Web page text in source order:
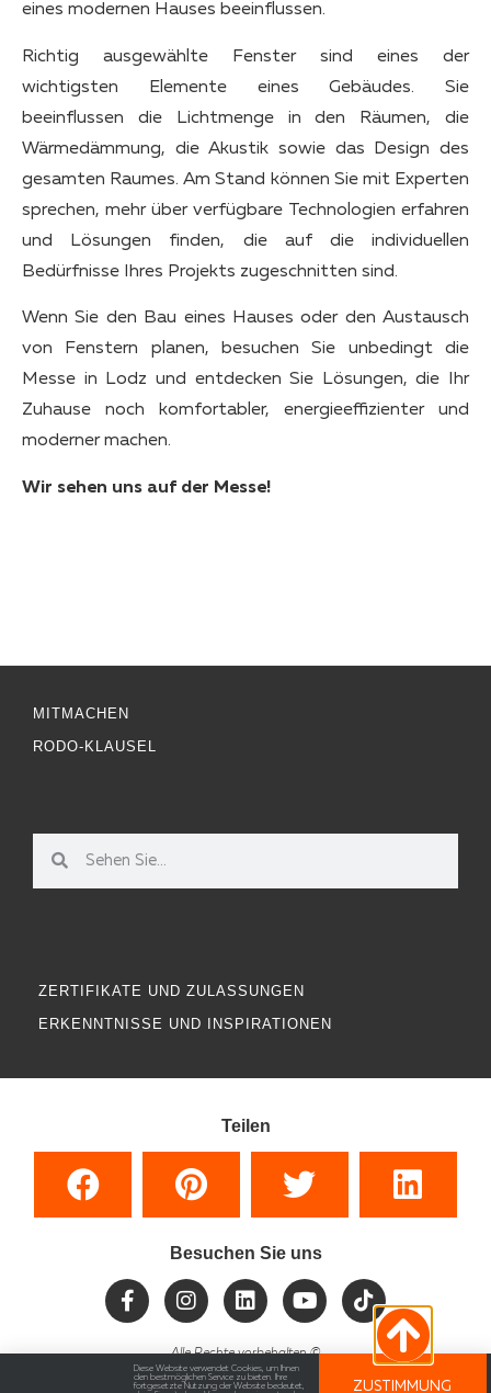
eines modernen Hauses beeinflussen.
Richtig ausgewählte Fenster sind eines der
wichtigsten Elemente eines Gebäudes. Sie
beeinflussen die Lichtmenge in den Räumen, die
Wärmedämmung, die Akustik sowie das Design des
gesamten Raumes. Am Stand können Sie mit Experten
sprechen, mehr über verfügbare Technologien erfahren
und Lösungen finden, die auf die individuellen
Bedürfnisse Ihres Projekts zugeschnitten sind.
Wenn Sie den Bau eines Hauses oder den Austausch
von Fenstern planen, besuchen Sie unbedingt die
Messe in Lodz und entdecken Sie Lösungen, die Ihr
Zuhause noch komfortabler, energieeffizienter und
moderner machen.
Wir sehen uns auf der Messe!
MITMACHEN
RODO-KLAUSEL
ZERTIFIKATE UND ZULASSUNGEN
ERKENNTNISSE UND INSPIRATIONEN
Teilen
Besuchen Sie uns
Alle Rechte vorbehalten©
Diese Website verwendet Cookies, um Ihnen
den bestmöglichen Service zu bieten. Ihre
fortgesetzte Nutzung der Website bedeutet,
ZUSTIMMUNG